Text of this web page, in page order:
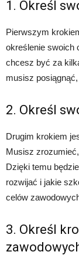
1. Określ
Pierwszym
określenie swoich
chcesz być za
musisz
2. Określ
Drugim krokiem
Musisz
Dzięki temu
rozwijać i jakie
celów
3. Określ